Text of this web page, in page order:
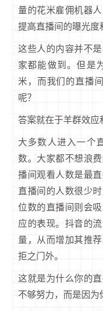
量的花米雇佣机器
提高直播间的曝光度
这些人的内容并不
家都能做到。但是
米，而我们的直播
呢？
答案就在于羊群效应
大多数人进入一个
数。大家都不想浪
播间观看人数是最
直播间的人数很少
位数的直播间则会
应的表现。抖音的
量，从而增加其推
拒之门外。
这就是为什么你的
不够努力，而是因为